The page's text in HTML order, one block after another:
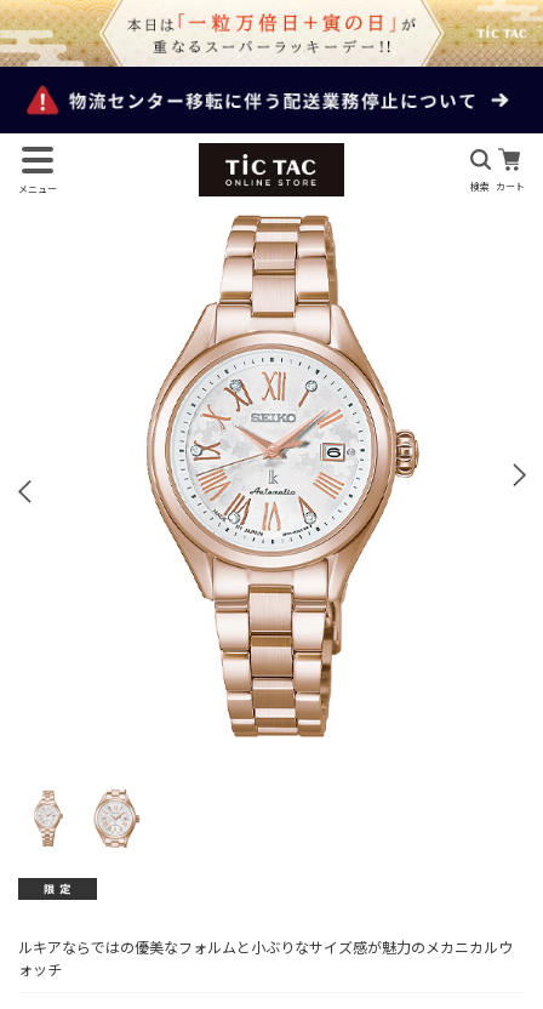
メニュー 検索 カート
ルキアならではの優美なフォルムと小ぶりなサイズ感が魅力のメカニカルウ
ォッチ